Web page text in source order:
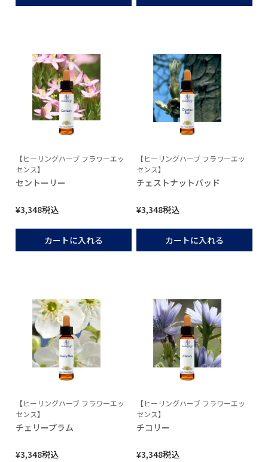
【ヒーリングハーブ フラワーエッ
センス】
セントーリー
¥3,348税込
カートに入れる
【ヒーリングハーブ フラワーエッ
センス】
チェストナットバッド
¥3,348税込
カートに入れる
【ヒーリングハーブ フラワーエッ
センス】
チェリープラム
¥3,348税込
【ヒーリングハーブ フラワーエッ
センス】
チコリー
¥3,348税込